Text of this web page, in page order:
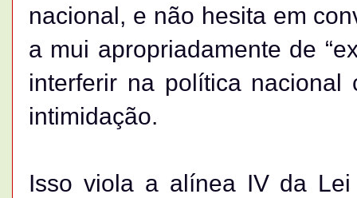
nacional, e não hesita em
a mui apropriadamente de
interferir na política nacional
intimidação.
Isso viola a alínea IV da Lei